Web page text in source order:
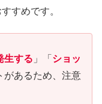
すめです。
生する 」「 ショッ
があるため、注意